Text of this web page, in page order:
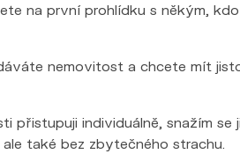
na první prohlídku s někým,
nemovitost a chcete mít
přistupuji individuálně, snažím
také bez zbytečného strachu.